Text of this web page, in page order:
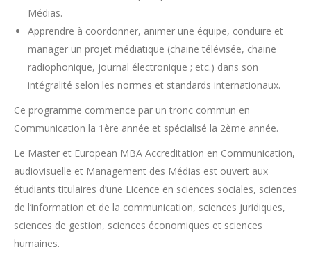
Médias.
Apprendre à coordonner, animer une équipe, conduire et
manager un projet médiatique (chaine télévisée, chaine
radiophonique, journal électronique ; etc.) dans son
intégralité selon les normes et standards internationaux.
Ce programme commence par un tronc commun en
Communication la 1ère année et spécialisé la 2ème année.
Le Master et European MBA Accreditation en Communication,
audiovisuelle et Management des Médias est ouvert aux
étudiants titulaires d’une Licence en sciences sociales, sciences
de l’information et de la communication, sciences juridiques,
sciences de gestion, sciences économiques et sciences
humaines.